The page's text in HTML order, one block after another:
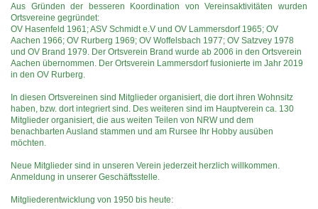
Aus Gründen der besseren Koordination von Vereinsaktivitäten wurden
Ortsvereine gegründet:
OV Hasenfeld 1961; ASV Schmidt e.V und OV Lammersdorf 1965; OV
Aachen 1966; OV Rurberg 1969; OV Woffelsbach 1977; OV Satzvey 1978
und OV Brand 1979. Der Ortsverein Brand wurde ab 2006 in den Ortsverein
Aachen übernommen. Der Ortsverein Lammersdorf fusionierte im Jahr 2019
in den OV Rurberg.
In diesen Ortsvereinen sind Mitglieder organisiert, die dort ihren Wohnsitz
haben, bzw. dort integriert sind. Des weiteren sind im Hauptverein ca. 130
Mitglieder organisiert, die aus weiten Teilen von NRW und dem
benachbarten Ausland stammen und am Rursee Ihr Hobby ausüben
möchten.
Neue Mitglieder sind in unseren Verein jederzeit herzlich willkommen.
Anmeldung in unserer Geschäftsstelle.
Mitgliederentwicklung von 1950 bis heute: